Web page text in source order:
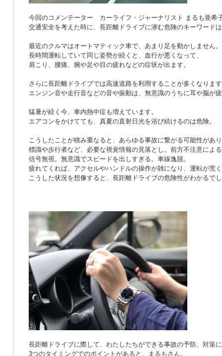
今回のコメンテーター カーライフ・ジャーナリスト まるも亜希
交通安全を考えた時に、長距離ドライブに潜む危険のキーワード
最近のクルマはオートマティック車で、あまり足を動かしません。
長時間運転していて同じ姿勢が続くと、血行が悪くなって、
肩こり、腰痛、腕や足や目の疲れなどの症状が出ます。
さらに長距離ドライブでは高速道路を利用することが多くなりま
エンジン音や走行音などの音や振動は、無意識のうちに耳や脳が
猛暑が続く今、車内熱中症も増えています。
エアコンをかけてても、真夏の直射日光を浴び続けるのは危険。
こうしたことが積み重なると、あらゆる事故に繋がる可能性があ
標識や歩行者など、必要な視覚情報の見落とし。前方不注意によ
信号無視。無意識でスピードを出しすぎる。車線逸脱。
疲れてくれば、アクセルやハンドルの操作が雑になり、運転が荒
こうした状況を想像すると、長距離ドライブの危険性がわかるで
長距離ドライブに際して、わたしたちができる事故の予防、対策
3つのタイミングでのポイントがあると、まるもさん。